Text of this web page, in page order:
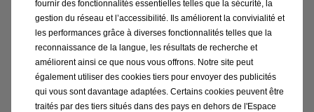
fournir des fonctionnalités essentielles telles que la sécurité, la
gestion du réseau et l’accessibilité. Ils améliorent la convivialité et
les performances grâce à diverses fonctionnalités telles que la
reconnaissance de la langue, les résultats de recherche et
améliorent ainsi ce que nous vous offrons. Notre site peut
également utiliser des cookies tiers pour envoyer des publicités
qui vous sont davantage adaptées. Certains cookies peuvent être
traités par des tiers situés dans des pays en dehors de l'Espace